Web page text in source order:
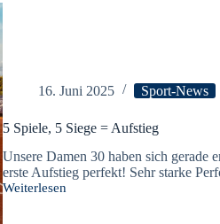
16. Juni 2025 Sport-News
5 Spiele, 5 Siege = Aufstieg
Unsere Damen 30 haben sich gerade
erste Aufstieg perfekt! Sehr starke
Weiterlesen
5